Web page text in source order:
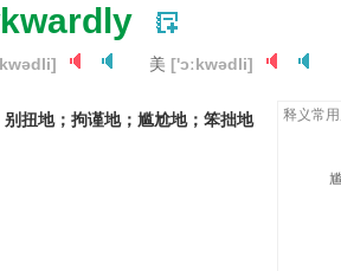
美 ['ɔːkwədli]
别扭地；拘谨地；尴尬地；笨拙地 释义常